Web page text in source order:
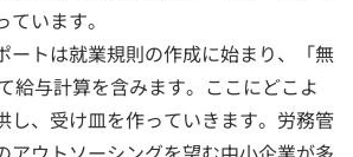
います。
ートは就業規則の作成に始まり、「無
給与計算を含みます。ここにどこよ
し、受け皿を作っていきます。労務管